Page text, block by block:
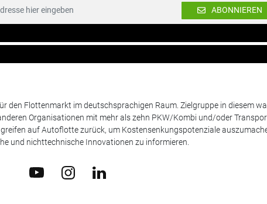
ABONNIEREN
Flottenmarkt im deutschsprachigen Raum. Zielgruppe in diesem
Organisationen mit mehr als zehn PKW/Kombi und/oder
auf Autoflotte zurück, um Kostensenkungspotenziale
und nichttechnische Innovationen zu informieren.